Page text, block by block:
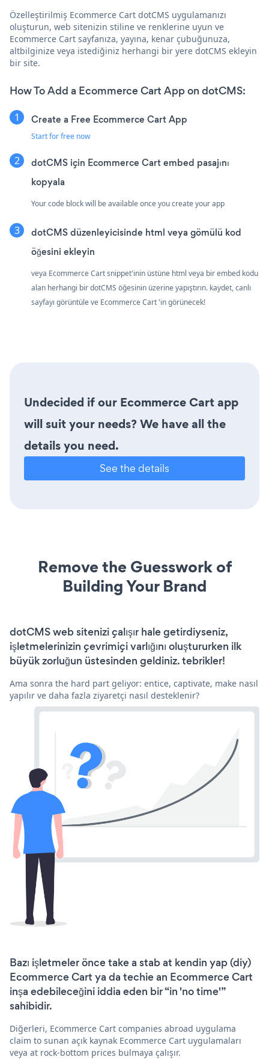
Özelleştirilmiş Ecommerce Cart dotCMS uygulamanızı
oluşturun, web sitenizin stiline ve renklerine uyun ve
Ecommerce Cart sayfanıza, yayına, kenar çubuğunuza,
altbilginize veya istediğiniz herhangi bir yere dotCMS ekleyin
bir site.
How To Add a Ecommerce Cart App on dotCMS:
Create a Free Ecommerce Cart App
Start for free now
dotCMS için Ecommerce Cart embed pasajını
kopyala
Your code block will be available once you create your app
dotCMS düzenleyicisinde html veya gömülü kod
öğesini ekleyin
veya Ecommerce Cart snippet'inin üstüne html veya bir embed kodu
alan herhangi bir dotCMS öğesinin üzerine yapıştırın. kaydet, canlı
sayfayı görüntüle ve Ecommerce Cart 'in görünecek!
Undecided if our Ecommerce Cart app
will suit your needs? We have all the
details you need.
See the details
Remove the Guesswork of
Building Your Brand
dotCMS web sitenizi çalışır hale getirdiyseniz,
işletmelerinizin çevrimiçi varlığını oluştururken ilk
büyük zorluğun üstesinden geldiniz. tebrikler!
Ama sonra the hard part geliyor: entice, captivate, make nasıl
yapılır ve daha fazla ziyaretçi nasıl desteklenir?
Bazı işletmeler önce take a stab at kendin yap (diy)
Ecommerce Cart ya da techie an Ecommerce Cart
inşa edebileceğini iddia eden bir “in 'no time'”
sahibidir.
Diğerleri, Ecommerce Cart companies abroad uygulama
claim to sunan açık kaynak Ecommerce Cart uygulamaları
veya at rock-bottom prices bulmaya çalışır.